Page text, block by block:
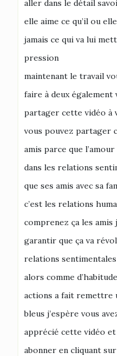
aller dans le détail
elle aime ce qu’il ou
jamais ce qui va lui
pression
maintenant le travail
faire à deux également
partager cette vidéo à
vous pouvez partager
amis parce que l’amour
dans les relations
que ses amis avec sa
c’est les relations
comprenez ça les amis
garantir que ça va
relations sentimentales
alors comme
actions a fait remettre
bleus j’espère vous
apprécié cette vidéo
abonner en cliquant